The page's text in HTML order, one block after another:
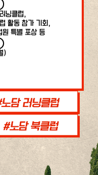
닝클럽,
활동 참가 기회,
원 특별 포상 등
)